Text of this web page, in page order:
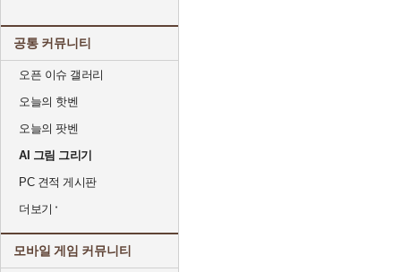
공통 커뮤니티
오픈 이슈 갤러리
오늘의 핫벤
오늘의 팟벤
AI 그림 그리기
PC 견적 게시판
더보기
모바일 게임 커뮤니티